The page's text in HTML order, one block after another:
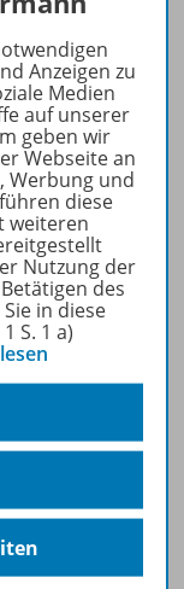
um
und
Jede
mit
Anzeigen zu
Medien
auf unserer
geben wir
Webseite an
Werbung und
diese
weiteren
Nutzung der
des
in diese
S. 1 a)